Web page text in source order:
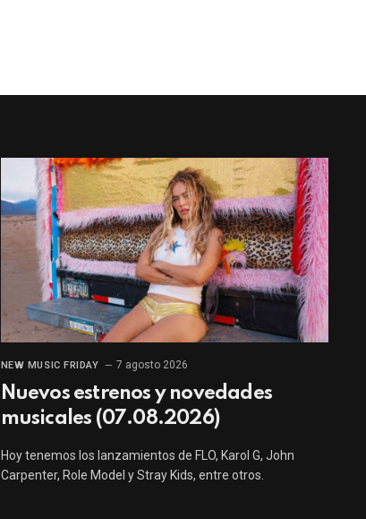
NEW MUSIC FRIDAY 7 agosto 2026
Nuevos estrenos y novedades
musicales (07.08.2026)
Hoy tenemos los lanzamientos de FLO, Karol G, John
Carpenter, Role Model y Stray Kids, entre otros.